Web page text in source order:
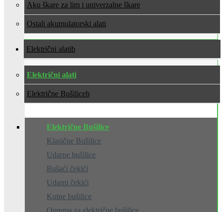
Aku škare za lim i univerzalne škare
Ostali akumulatorski alati
Električni alati
Električni alati
Električne Bušilice
Električne Bušilice
Klasične Bušilice
Udarne bušilice
Bušaći čekići
Udarni čekići
Kutne bušilice
Oprema za električne bušilice